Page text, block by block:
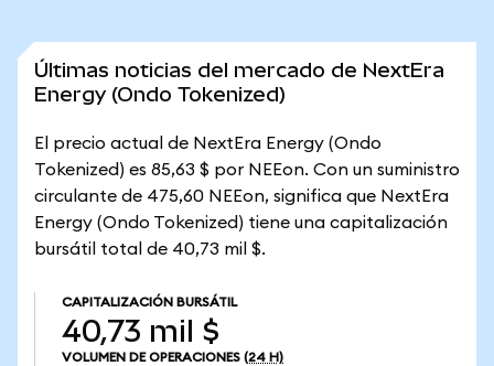
Últimas noticias del mercado de NextEra
Energy (Ondo Tokenized)
El precio actual de NextEra Energy (Ondo
Tokenized) es 85,63 $ por NEEon. Con un suministro
circulante de 475,60 NEEon, significa que NextEra
Energy (Ondo Tokenized) tiene una capitalización
bursátil total de 40,73 mil $.
CAPITALIZACIÓN BURSÁTIL
40,73 mil $
VOLUMEN DE OPERACIONES (24 H)